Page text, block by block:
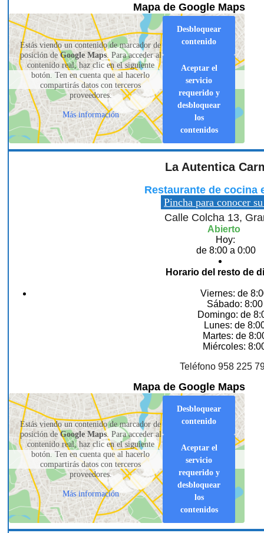
Mapa de Google Maps
Estás viendo un contenido de marcador de
posición deGoogle Maps. Para acceder al
contenido real, haz clic en el siguiente
botón. Ten en cuenta que al hacerlo
compartirás datos con terceros
proveedores.
Más información
Desbloquear
contenido
Aceptar el
servicio
requerido y
desbloquear
los
contenidos
La Autentica
Restaurante de cocina
Pincha para conocer
Calle Colcha 13,
Abierto
Hoy:
de 8:00 a 0:00
Horario del resto de
Viernes: de
Sábado:
Domingo: de
Lunes: de
Martes: de
Miércoles:
Teléfono 958 225
Mapa de Google Maps
Estás viendo un contenido de marcador de
posición deGoogle Maps. Para acceder al
contenido real, haz clic en el siguiente
botón. Ten en cuenta que al hacerlo
compartirás datos con terceros
proveedores.
Más información
Desbloquear
contenido
Aceptar el
servicio
requerido y
desbloquear
los
contenidos